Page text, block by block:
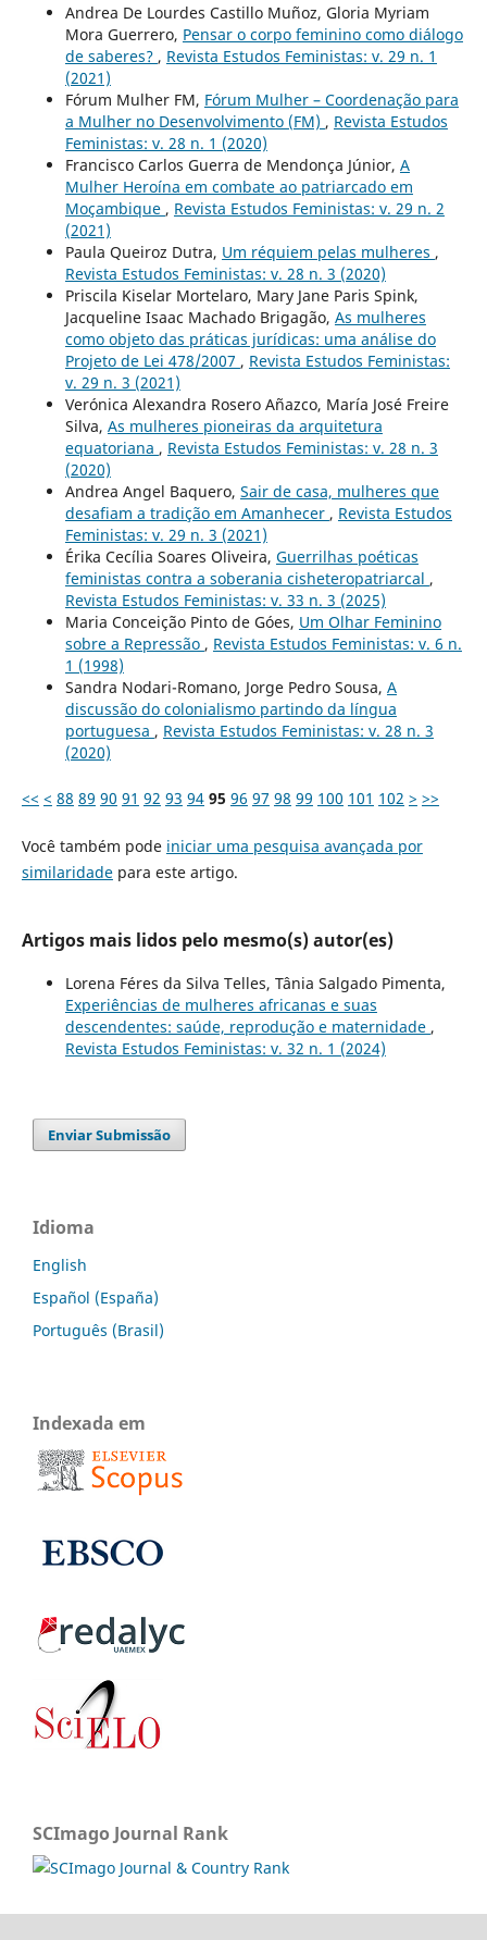
Andrea De Lourdes Castillo Muñoz, Gloria Myriam
Mora Guerrero, Pensar o corpo feminino como diálogo
de saberes? , Revista Estudos Feministas: v. 29 n. 1
(2021)
Fórum Mulher FM, Fórum Mulher – Coordenação para
a Mulher no Desenvolvimento (FM) , Revista Estudos
Feministas: v. 28 n. 1 (2020)
Francisco Carlos Guerra de Mendonça Júnior, A
Mulher Heroína em combate ao patriarcado em
Moçambique , Revista Estudos Feministas: v. 29 n. 2
(2021)
Paula Queiroz Dutra, Um réquiem pelas mulheres ,
Revista Estudos Feministas: v. 28 n. 3 (2020)
Priscila Kiselar Mortelaro, Mary Jane Paris Spink,
Jacqueline Isaac Machado Brigagão, As mulheres
como objeto das práticas jurídicas: uma análise do
Projeto de Lei 478/2007 , Revista Estudos Feministas:
v. 29 n. 3 (2021)
Verónica Alexandra Rosero Añazco, María José Freire
Silva, As mulheres pioneiras da arquitetura
equatoriana , Revista Estudos Feministas: v. 28 n. 3
(2020)
Andrea Angel Baquero, Sair de casa, mulheres que
desafiam a tradição em Amanhecer , Revista Estudos
Feministas: v. 29 n. 3 (2021)
Érika Cecília Soares Oliveira, Guerrilhas poéticas
feministas contra a soberania cisheteropatriarcal ,
Revista Estudos Feministas: v. 33 n. 3 (2025)
Maria Conceição Pinto de Góes, Um Olhar Feminino
sobre a Repressão , Revista Estudos Feministas: v. 6 n.
1 (1998)
Sandra Nodari-Romano, Jorge Pedro Sousa, A
discussão do colonialismo partindo da língua
portuguesa , Revista Estudos Feministas: v. 28 n. 3
(2020)
<< < 88 89 90 91 92 93 94 95 96 97 98 99 100 101 102 > >>
Você também pode iniciar uma pesquisa avançada por
similaridadepara este artigo.
Artigos mais lidos pelo mesmo(s) autor(es)
Lorena Féres da Silva Telles, Tânia Salgado Pimenta,
Experiências de mulheres africanas e suas
descendentes: saúde, reprodução e maternidade ,
Revista Estudos Feministas: v. 32 n. 1 (2024)
Enviar Submissão
Idioma
English
Español (España)
Português (Brasil)
Indexada em
SCImago Journal Rank